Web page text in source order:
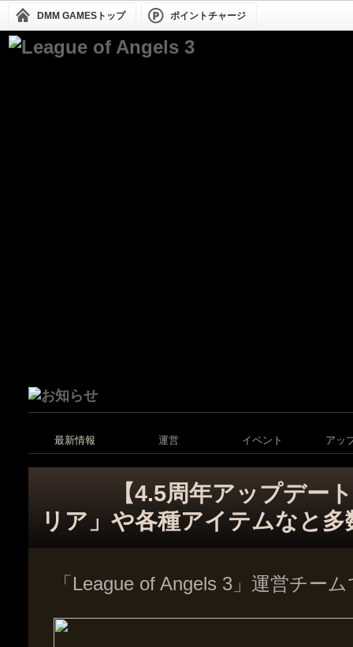
DMM GAMESトップ ポイントチャージ
最新情報 運営 イベント アッ
【4.5周年アップデー
リア」や各種アイテムなと多
「League of Angels 3」運営チー